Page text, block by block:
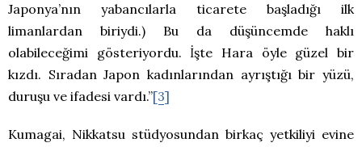
Japonya’nın yabancılarla ticarete başladığı ilk
limanlardan biriydi.) Bu da düşüncemde haklı
olabileceğimi gösteriyordu. İşte Hara öyle güzel bir
kızdı. Sıradan Japon kadınlarından ayrıştığı bir yüzü,
duruşu ve ifadesi vardı.”[3]
Kumagai, Nikkatsu stüdyosundan birkaç yetkiliyi evine